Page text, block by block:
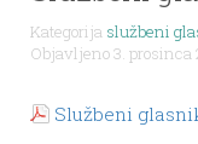
Kategorija službeni
Objavljeno 3. prosinca
Službeni